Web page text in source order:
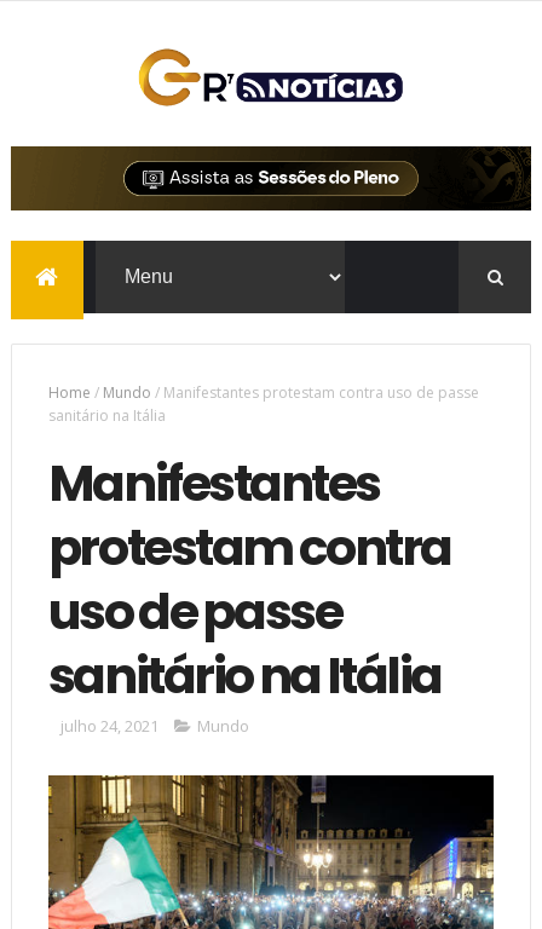
Home / Mundo / Manifestantes protestam contra uso de passe
sanitário na Itália
Manifestantes
protestam contra
uso de passe
sanitário na Itália
julho 24, 2021 Mundo